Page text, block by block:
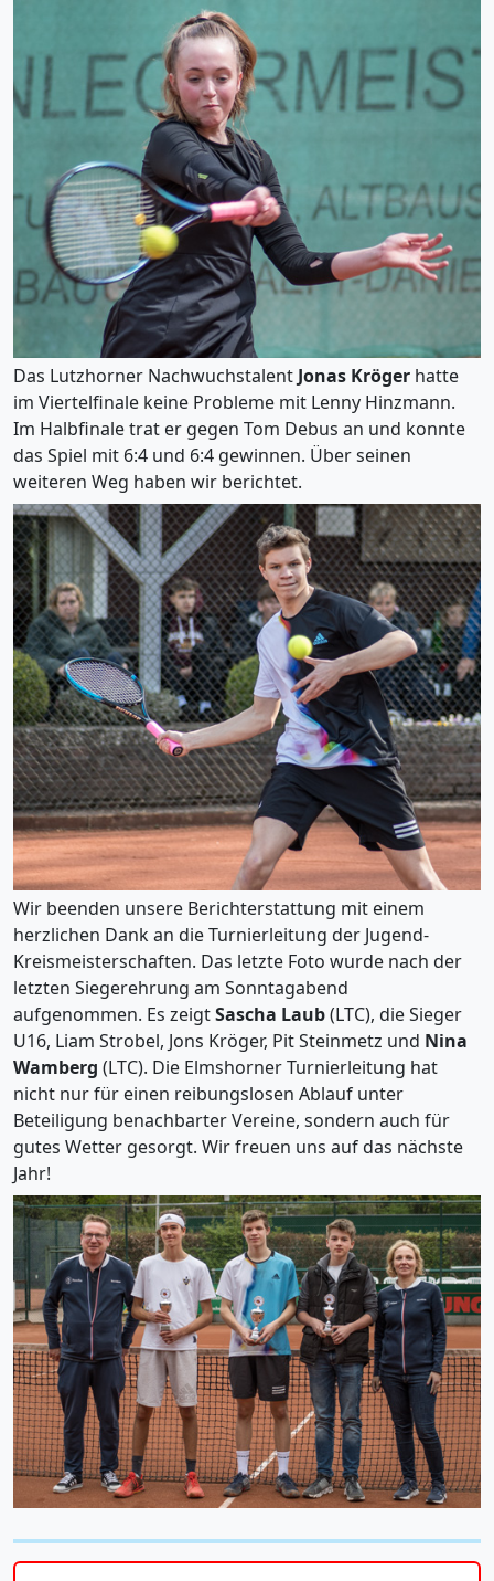
Das Lutzhorner Nachwuchstalent Jonas Kröger hatte
im Viertelfinale keine Probleme mit Lenny Hinzmann.
Im Halbfinale trat er gegen Tom Debus an und konnte
das Spiel mit 6:4 und 6:4 gewinnen. Über seinen
weiteren Weg haben wir berichtet.
Wir beenden unsere Berichterstattung mit einem
herzlichen Dank an die Turnierleitung der Jugend-
Kreismeisterschaften. Das letzte Foto wurde nach der
letzten Siegerehrung am Sonntagabend
aufgenommen. Es zeigtSascha Laub(LTC), die Sieger
U16, Liam Strobel, Jons Kröger, Pit Steinmetz und Nina
Wamberg (LTC). Die Elmshorner Turnierleitung hat
nicht nur für einen reibungslosen Ablauf unter
Beteiligung benachbarter Vereine, sondern auch für
gutes Wetter gesorgt. Wir freuen uns auf das nächste
Jahr!